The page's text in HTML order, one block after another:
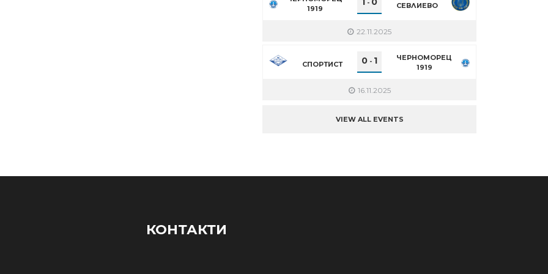
1919
- СЕВЛИЕВО
22.11.2025
СПОРТИСТ 0 - 1
ЧЕРНОМОРЕЦ
1919
16.11.2025
VIEW ALL EVENTS
КОНТАКТИ